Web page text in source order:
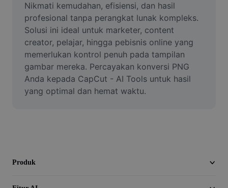
Tingkatkan kualitas
Editor Video
Pangkas Video
Tambahkan Subtitle ke Video
Konverter Video
Nikmati kemudahan, efisiensi, dan hasil
profesional tanpa perangkat lunak kompleks.
Solusi ini ideal untuk marketer, content
creator, pelajar, hingga pebisnis online yang
memerlukan kontrol penuh pada tampilan
gambar mereka. Percayakan konversi PNG
Anda kepada CapCut - AI Tools untuk hasil
yang optimal dan hemat waktu.
Produk